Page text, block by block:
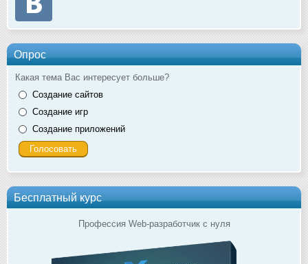
Опрос
Какая тема Вас интересует больше?
Создание сайтов
Создание игр
Создание приложений
Бесплатный курс
Профессия Web-разработчик с нуля